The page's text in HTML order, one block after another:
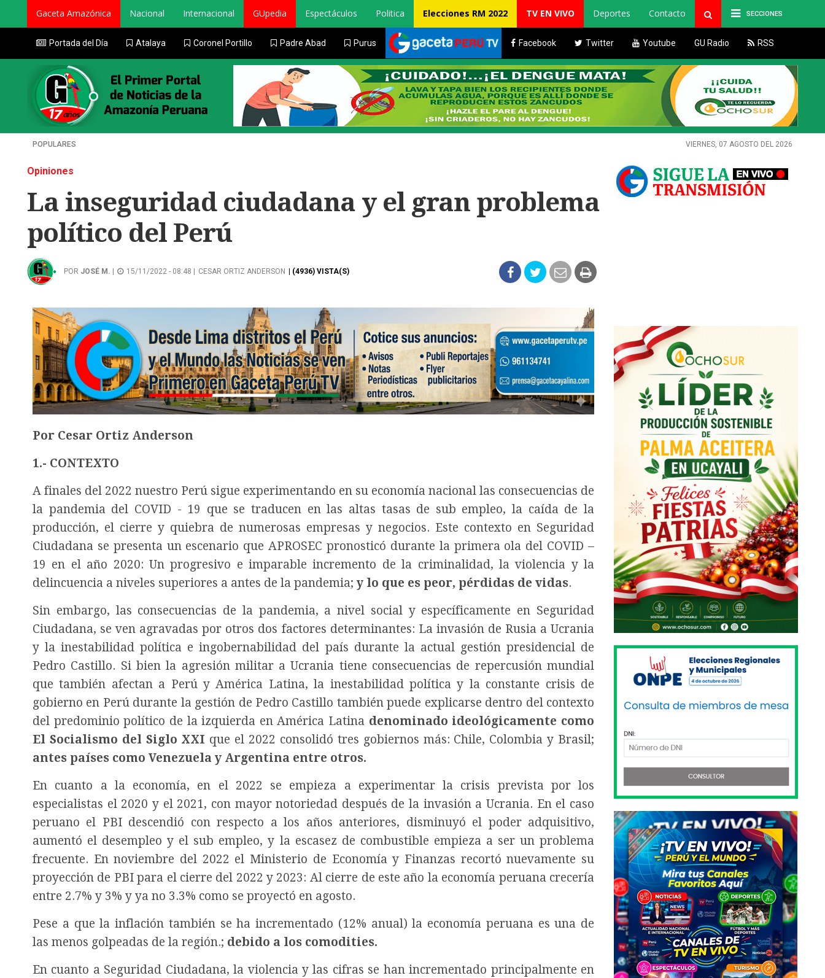
SECCIONES
Gaceta Amazónica Nacional Internacional GUpedia Espectáculos Politica Elecciones RM 2022 TV EN VIVO Deportes Contacto
Portada del Día Atalaya Coronel Portillo Padre Abad Purus Facebook Twitter Youtube GU Radio RSS
POPULARES VIERNES, 07 AGOSTO DEL 2026
Opiniones
La inseguridad ciudadana y el gran problema
político del Perú
POR JOSÉ M. 15/11/2022 - 08:48 | CESAR ORTIZ ANDERSON | (4936) VISTA(S)
Por Cesar Ortiz Anderson
1.- CONTEXTO
A finales del 2022 nuestro Perú sigue experimentando en su economía nacional las consecuencias de
la pandemia del COVID - 19 que se traducen en las altas tasas de sub empleo, la caída de la
producción, el cierre y quiebra de numerosas empresas y negocios. Este contexto en Seguridad
Ciudadana se presenta un escenario que APROSEC pronosticó durante la primera ola del COVID –
19 en el año 2020: Un progresivo e imparable incremento de la criminalidad, la violencia y la
delincuencia a niveles superiores a antes de la pandemia; y lo que es peor, pérdidas de vidas.
Sin embargo, las consecuencias de la pandemia, a nivel social y específicamente en Seguridad
Ciudadana, se ven agravadas por otros dos factores determinantes: La invasión de Rusia a Ucrania
y la inestabilidad política e ingobernabilidad del país durante la actual gestión presidencial de
Pedro Castillo. Si bien la agresión militar a Ucrania tiene consecuencias de repercusión mundial
que también afectan a Perú y América Latina, la inestabilidad política y la constante crisis de
gobierno en Perú durante la gestión de Pedro Castillo también puede explicarse dentro del contexto
del predominio político de la izquierda en América Latina denominado ideológicamente como
El Socialismo del Siglo XXI que el 2022 consolidó tres gobiernos más: Chile, Colombia y Brasil;
antes países como Venezuela y Argentina entre otros.
En cuanto a la economía, en el 2022 se empieza a experimentar la crisis prevista por los
especialistas el 2020 y el 2021, con mayor notoriedad después de la invasión a Ucrania. En el caso
peruano el PBI descendió con respecto a los años anteriores, disminuyó el poder adquisitivo,
aumentó el desempleo y el sub empleo, y la escasez de combustible empieza a ser un problema
frecuente. En noviembre del 2022 el Ministerio de Economía y Finanzas recortó nuevamente su
proyección de PBI para el cierre del 2022 y 2023: Al cierre de este año la economía peruana crecería
entre 2.7% y 3% y ya no 3.3% como se proyectó en agosto.
Pese a que la inflación también se ha incrementado (12% anual) la economía peruana es una de
las menos golpeadas de la región.; debido a los comodities.
En cuanto a Seguridad Ciudadana, la violencia y las cifras se han incrementado principalmente en